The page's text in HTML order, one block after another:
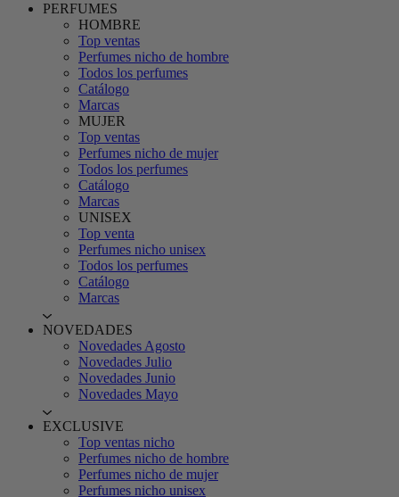
PERFUMES
HOMBRE
Top ventas
Perfumes nicho de hombre
Todos los perfumes
Catálogo
Marcas
MUJER
Top ventas
Perfumes nicho de mujer
Todos los perfumes
Catálogo
Marcas
UNISEX
Top venta
Perfumes nicho unisex
Todos los perfumes
Catálogo
Marcas
NOVEDADES
Novedades Agosto
Novedades Julio
Novedades Junio
Novedades Mayo
EXCLUSIVE
Top ventas nicho
Perfumes nicho de hombre
Perfumes nicho de mujer
Perfumes nicho unisex